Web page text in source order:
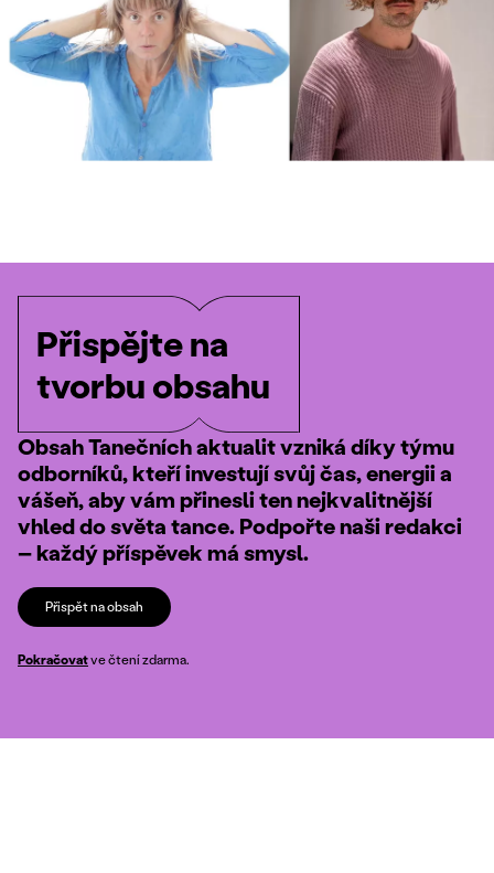
Přispějte na
tvorbu obsahu
Obsah Tanečních aktualit vzniká díky týmu
odborníků, kteří investují svůj čas, energii a
vášeň, aby vám přinesli ten nejkvalitnější
vhled do světa tance. Podpořte naši redakci
– každý příspěvek má smysl.
Přispět na obsah
Pokračovatve čtení zdarma.